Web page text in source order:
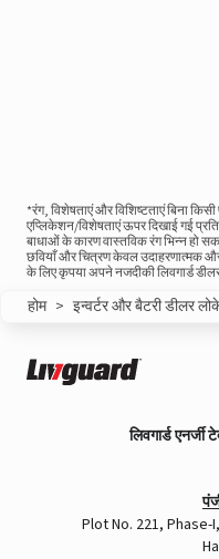
*रंग, विशेषताएं और विशिष्टताएं बिना
एप्लिकेशन/विशेषताएं ऊपर दिखाई गई
बाधाओं के कारण वास्तविक रंग भिन्न हो
छवियाँ और चित्रण केवल उदाहरणात्मक और
के लिए कृपया अपने नजदीकी लिवगार्ड
होम > इन्वर्टर और बैटरी डीलर
लिवगार्ड
Plot No. 221, Phase-